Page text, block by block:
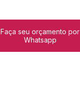
Faça seu orçamento por
Whatsapp